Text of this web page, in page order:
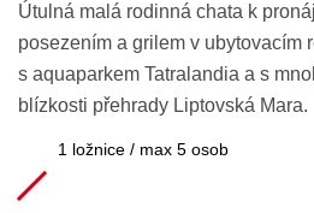
Útulná malá rodinná chata k
posezením a grilem v ubytovacím
s aquaparkem Tatralandia a s
blízkosti přehrady Liptovská Mara.
1 ložnice / max 5 osob